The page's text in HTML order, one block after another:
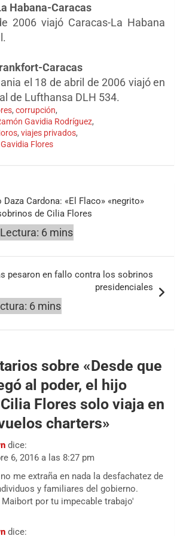
Habana-Caracas
2006 viajó Caracas-La Habana
Caracas
el 18 de abril de 2006 viajó en
de Lufthansa DLH 534.
, corrupción,
Gavidia Rodríguez,
, viajes privados,
Flores
Daza Cardona: «El Flaco» «negrito»
de Cilia Flores
pesaron en fallo contra los sobrinos
presidenciales
sobre «Desde que
al poder, el hijo
Flores solo viaja en
charters»
dice:
6, 2016 a las 8:27 pm
me extraña en nada la desfachatez de
y familiares del gobierno.
Maibort por tu impecable trabajo'
dice: